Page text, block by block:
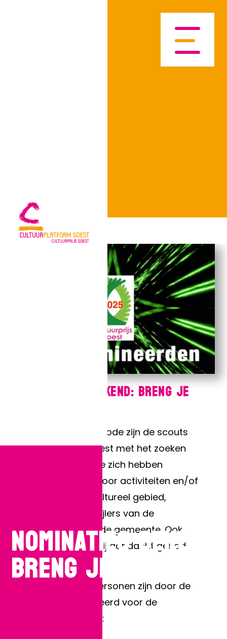
NOMINATIES BEKEND:
BRENG JE STEM UIT!
Nominaties bekend: breng je
De afgelopen periode zijn de scouts
druk bezig geweest met het zoeken
naar Soesters die zich hebben
onderscheiden door activiteiten en/of
initiatieven op cultureel gebied,
passend bij de pijlers van de
cultuurnota van de gemeente. Ook
hebben ze daarbij aandacht gehad
voor jong talent.
De volgende 6 personen zijn door de
scouts genomineerd voor de
Cultuurprijs 2025: